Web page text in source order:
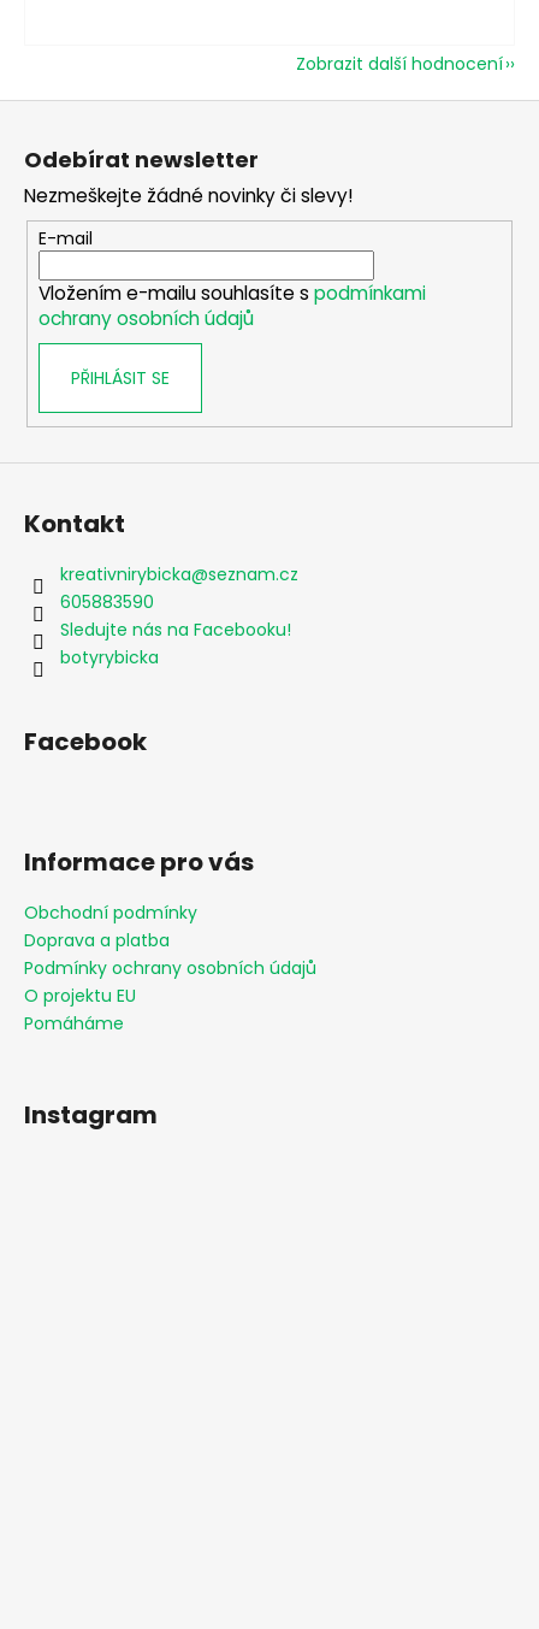
Zobrazit další hodnocení
Odebírat newsletter
Nezmeškejte žádné novinky či slevy!
E-mail
Vložením e-mailu souhlasíte s podmínkami
ochrany osobních údajů
PŘIHLÁSIT SE
Kontakt
kreativnirybicka@seznam.cz
605883590
Sledujte nás na Facebooku!
botyrybicka
Facebook
Informace pro vás
Obchodní podmínky
Doprava a platba
Podmínky ochrany osobních údajů
O projektu EU
Pomáháme
Instagram